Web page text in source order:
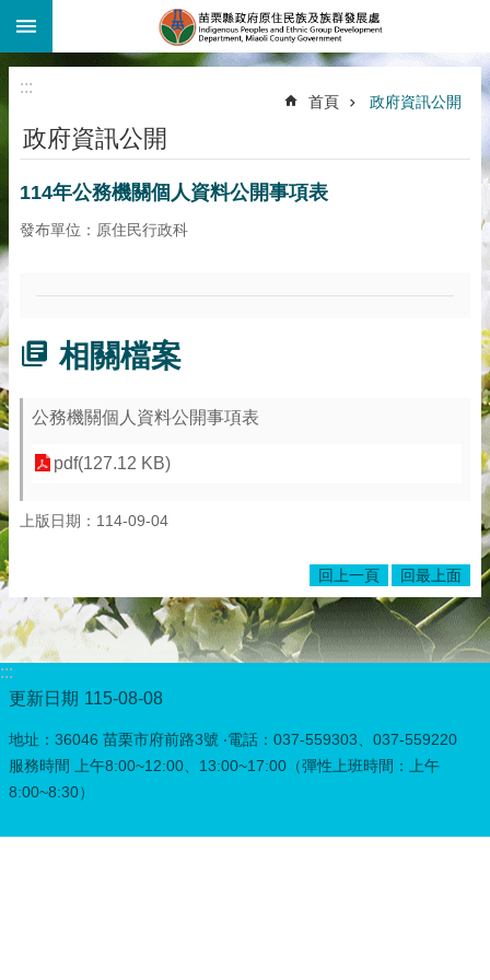
跳到主要內容區塊
:::
首頁 政府資訊公開
政府資訊公開
114年公務機關個人資料公開事項表
發布單位：原住民行政科
相關檔案
公務機關個人資料公開事項表
pdf(127.12 KB)
上版日期：114-09-04
回上一頁 回最上面
:::
更新日期 115-08-08
地址：36046 苗栗市府前路3號 ‧電話：037-559303、037-559220
服務時間 上午8:00~12:00、13:00~17:00（彈性上班時間：上午
8:00~8:30）